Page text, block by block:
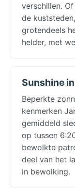
verschillen.
de
grotendeels
helder, met
Sunshine
Beperkte
kenmerken
gemiddeld
op tussen
bewolkte
deel van het
in bewolking.